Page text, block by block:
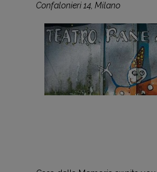
Confalonieri 14, Milano